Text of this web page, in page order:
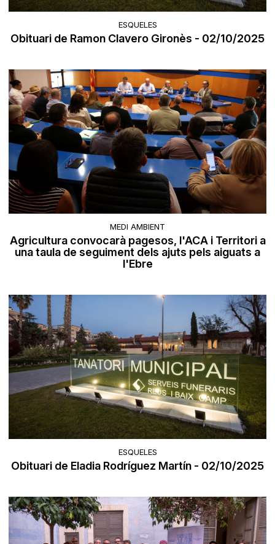
ESQUELES
Obituari de Ramon Clavero Gironès - 02/10/2025
MEDI AMBIENT
Agricultura convocarà pagesos, l'ACA i Territori a
una taula de seguiment dels ajuts pels aiguats a
l'Ebre
ESQUELES
Obituari de Eladia Rodríguez Martín - 02/10/2025